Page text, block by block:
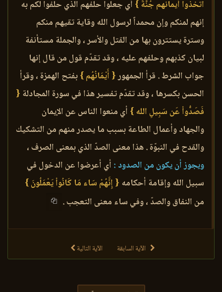
اتخذوا أيمانهم جُنَّةً } أي جعلوا حلفهم الذي حلفوا لكم به
إنهم لمنكم وإن محمداً لرسول الله وقاية تقيهم منكم
وسترة يستترون بها من القتل والأسر ، والجملة مستأنفة
لبيان كذبهم وحلفهم عليه ، وقد تقدّم قول من قال إنها
جواب الشرط . قرأ الجمهور{ أَيْمَانُهُم }بفتح الهمزة ، وقرأ
الحسن بكسرها ، وقد تقدّم تفسير هذا في سورة المجادلة {
فَصَدُّواْ عَن سَبِيلِ الله } أي منعوا الناس عن الإيمان
والجهاد وأعمال الطاعة بسبب ما يصدر منهم من التشكيك
والقدح في النبوّة . هذا معنى الصدّ الذي بمعنى الصرف ،
ويجوز أن يكون من الصدود : أي أعرضوا عن الدخول في
سبيل الله وإقامة أحكامه { إِنَّهُمْ سَاء مَا كَانُواْ يَعْمَلُونَ }
من النفاق والصدّ ، وفي ساء معنى التعجب .
الآية السابقة الآية التالية